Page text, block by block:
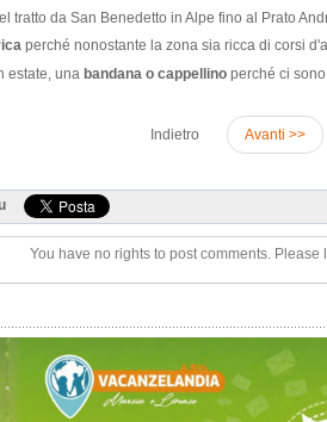
tratto da San Benedetto in Alpe fino al Prato
perché nonostante la zona sia ricca di corsi
estate, una bandana o cappellino perché ci
Indietro Avanti >>
You have no rights to post comments. Please